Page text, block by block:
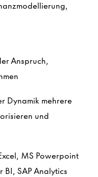
Anspruch,
Dynamik mehrere
und
MS Powerpoint
BI, SAP Analytics